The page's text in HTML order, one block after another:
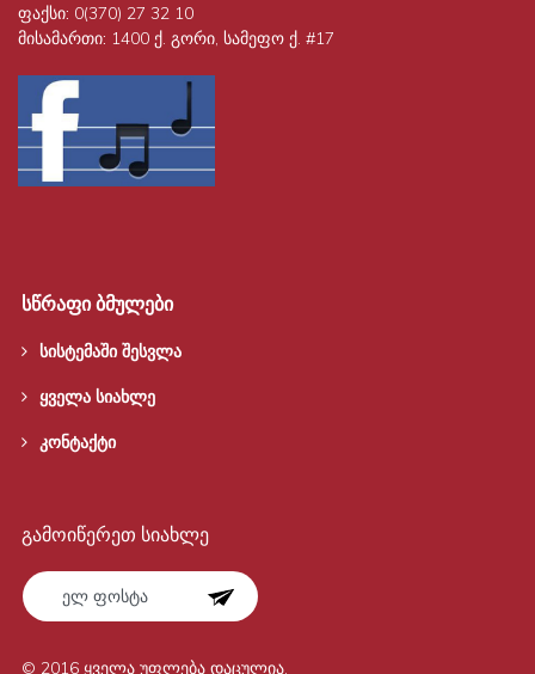
ფაქსი: 0(370) 27 32 10
მისამართი: 1400 ქ. გორი, სამეფო ქ. #17
სწრაფი ბმულები
სისტემაში შესვლა
ყველა სიახლე
კონტაქტი
გამოიწერეთ სიახლე
© 2016 ყველა უფლება დაცულია.